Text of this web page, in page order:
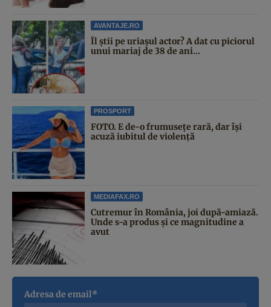
AVANTAJE.RO
Îl știi pe uriașul actor? A dat cu piciorul
unui mariaj de 38 de ani...
PROSPORT
FOTO. E de-o frumusețe rară, dar își
acuză iubitul de violență
MEDIAFAX.RO
Cutremur în România, joi după-amiază.
Unde s-a produs și ce magnitudine a
avut
Adresa de email*